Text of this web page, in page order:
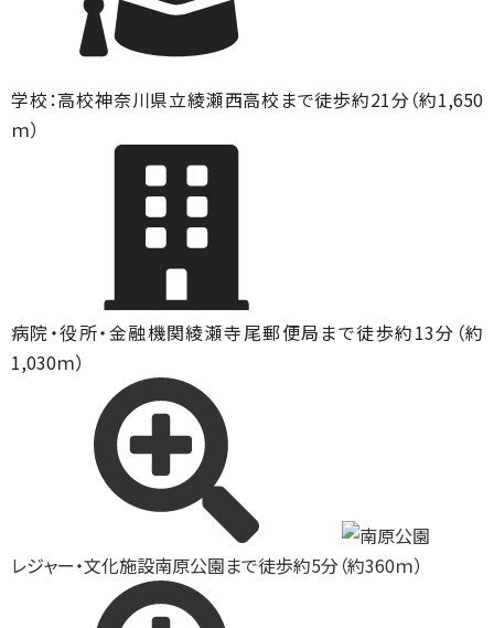
学校：高校神奈川県立綾瀬西高校まで徒歩約21分（約1,650
ｍ）
病院・役所・金融機関綾瀬寺尾郵便局まで徒歩約13分（約
1,030ｍ）
レジャー・文化施設南原公園まで徒歩約5分（約360ｍ）